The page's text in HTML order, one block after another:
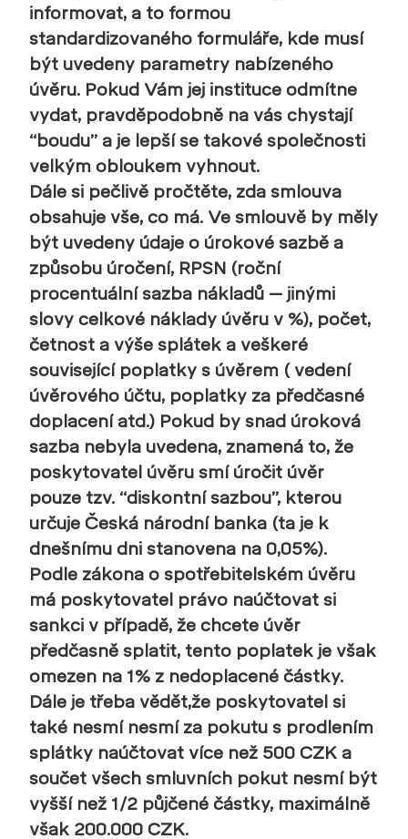
informovat, a to formou
standardizovaného formuláře, kde musí
být uvedeny parametry nabízeného
úvěru. Pokud Vám jej instituce odmítne
vydat, pravděpodobně na vás chystají
“boudu” a je lepší se takové společnosti
velkým obloukem vyhnout.
Dále si pečlivě pročtěte, zda smlouva
obsahuje vše, co má. Ve smlouvě by měly
být uvedeny údaje o úrokové sazbě a
způsobu úročení, RPSN (roční
procentuální sazba nákladů – jinými
slovy celkové náklady úvěru v %), počet,
četnost a výše splátek a veškeré
související poplatky s úvěrem ( vedení
úvěrového účtu, poplatky za předčasné
doplacení atd.) Pokud by snad úroková
sazba nebyla uvedena, znamená to, že
poskytovatel úvěru smí úročit úvěr
pouze tzv. “diskontní sazbou”, kterou
určuje Česká národní banka (ta je k
dnešnímu dni stanovena na 0,05%).
Podle zákona o spotřebitelském úvěru
má poskytovatel právo naúčtovat si
sankci v případě, že chcete úvěr
předčasně splatit, tento poplatek je však
omezen na 1% z nedoplacené částky.
Dále je třeba vědět,že poskytovatel si
také nesmí nesmí za pokutu s prodlením
splátky naúčtovat více než 500 CZK a
součet všech smluvních pokut nesmí být
vyšší než 1/2 půjčené částky, maximálně
však 200.000 CZK.